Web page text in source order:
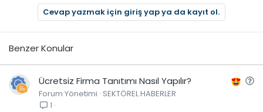
e
r
Cevap yazmak için giriş yap ya da kayıt ol.
Benzer Konular
S
Ücretsiz Firma Tanıtımı Nasıl Yapılır?
Forum Yönetimi SEKTÖREL HABERLER
1